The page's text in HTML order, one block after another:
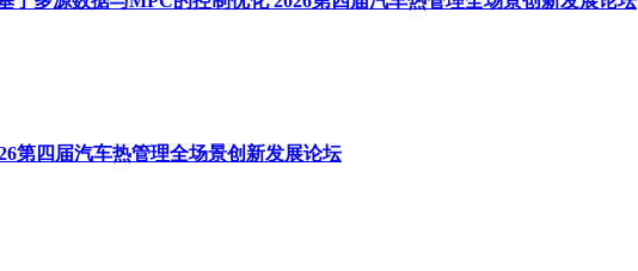
第四届汽车热管理全场景创新发展论坛